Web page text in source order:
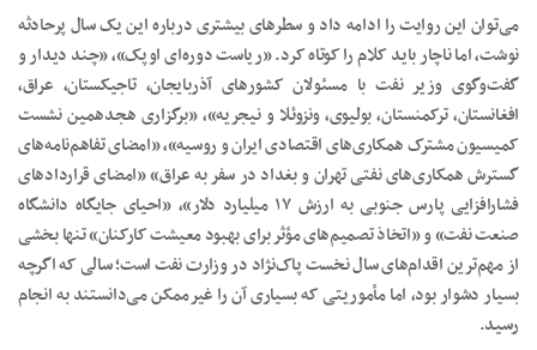
می‌توان این روایت را ادامه داد و سطرهای بیشتری درباره این یک ‌سال پرحادثه
نوشت، اما ناچار باید کلام را کوتاه کرد. «ریاست دوره‌ای اوپک»، «چند دیدار و
گفت‌وگوی وزیر نفت با مسئولان کشورهای آذربایجان، تاجیکستان، عراق،
افغانستان، ترکمنستان، بولیوی، ونزوئلا و نیجریه»، «برگزاری هجدهمین نشست
کمیسیون مشترک همکاری‌های اقتصادی ایران و روسیه»، «امضای تفاهم‌نامه‌های
گسترش همکاری‌های نفتی تهران و بغداد در سفر به عراق» «امضای قراردادهای
فشارافزایی پارس جنوبی به ارزش ۱۷ میلیارد دلار»، «احیای جایگاه دانشگاه
صنعت نفت» و «اتخاذ تصمیم‌های مؤثر برای بهبود معیشت کارکنان» تنها بخشی
از مهم‌ترین اقدام‌های سال نخست پاک‌نژاد در وزارت نفت است؛ سالی که اگرچه
بسیار دشوار بود، اما مأموریتی که بسیاری آن را غیرممکن می‌دانستند به انجام
رسید.